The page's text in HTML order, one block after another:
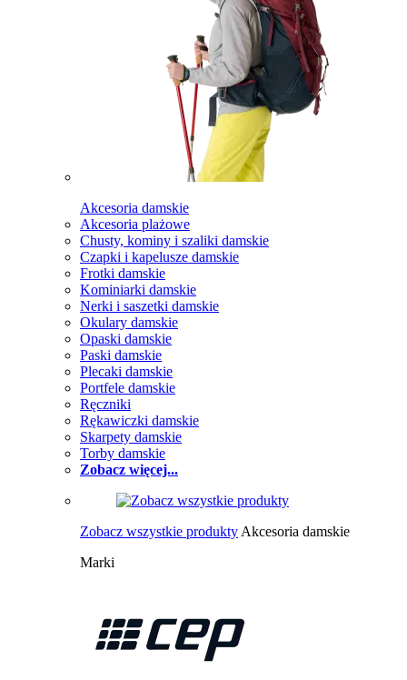
Akcesoria damskie
Akcesoria plażowe
Chusty, kominy i szaliki damskie
Czapki i kapelusze damskie
Frotki damskie
Kominiarki damskie
Nerki i saszetki damskie
Okulary damskie
Opaski damskie
Paski damskie
Plecaki damskie
Portfele damskie
Ręczniki
Rękawiczki damskie
Skarpety damskie
Torby damskie
Zobacz więcej...
Zobacz wszystkie produkty Akcesoria damskie
Marki